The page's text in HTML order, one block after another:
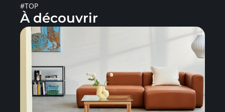
#TOP
À découvrir